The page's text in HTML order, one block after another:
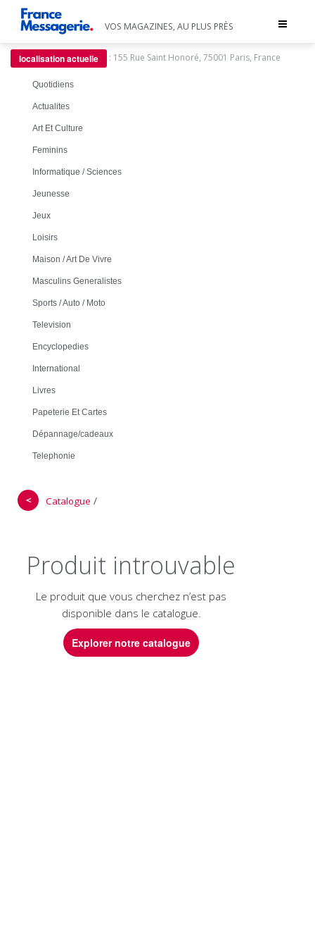
Toggle
VOS MAGAZINES, AU PLUS PRÈS
localisation actuelle : 155 Rue Saint Honoré, 75001 Paris, France
Quotidiens
Actualites
Art Et Culture
Feminins
Informatique / Sciences
Jeunesse
Jeux
Loisirs
Maison / Art De Vivre
Masculins Generalistes
Sports / Auto / Moto
Television
Encyclopedies
International
Livres
Papeterie Et Cartes
Dépannage/cadeaux
Telephonie
＜ Catalogue /
Produit introuvable
Le produit que vous cherchez n’est pas
disponible dans le catalogue.
Explorer notre catalogue